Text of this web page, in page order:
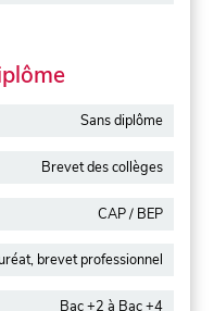
Sans diplôme
Brevet des collèges
CAP / BEP
brevet professionnel
Bac +2 à Bac +4